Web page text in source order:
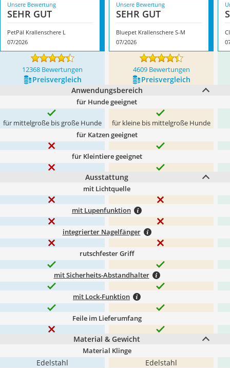
Unsere Bewertung
SEHR GUT
PetPäl Krallenschere L
07/2026
Unsere Bewertung
SEHR GUT
Bluepet Krallenschere S-M
07/2026
12368 Bewertungen 4609 Bewertungen
Preis­vergleich
Preis­vergleich
Anwendungsbereich
für Hunde geeignet
für mittelgroße bis große Hunde für kleine bis mittelgroße Hunde
für Katzen geeignet
für Kleintiere geeignet
Ausstattung
mit Lichtquelle
mit Lupenfunktion
integrierter Nagelfänger
rutschfester Griff
mit Sicherheits-Abstandhalter
mit Lock-Funktion
Feile im Lieferumfang
Material & Gewicht
Material Klinge
Edelstahl Edelstahl